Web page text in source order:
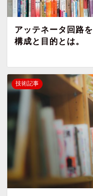
アッテネータ回路
構成と目的とは。
技術記事